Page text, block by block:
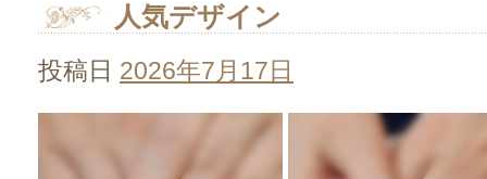
人気デザイン
投稿日 2026年7月17日